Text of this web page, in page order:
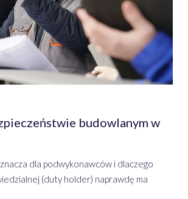
budowlanym w
dla podwykonawców i dlaczego
(duty holder) naprawdę ma